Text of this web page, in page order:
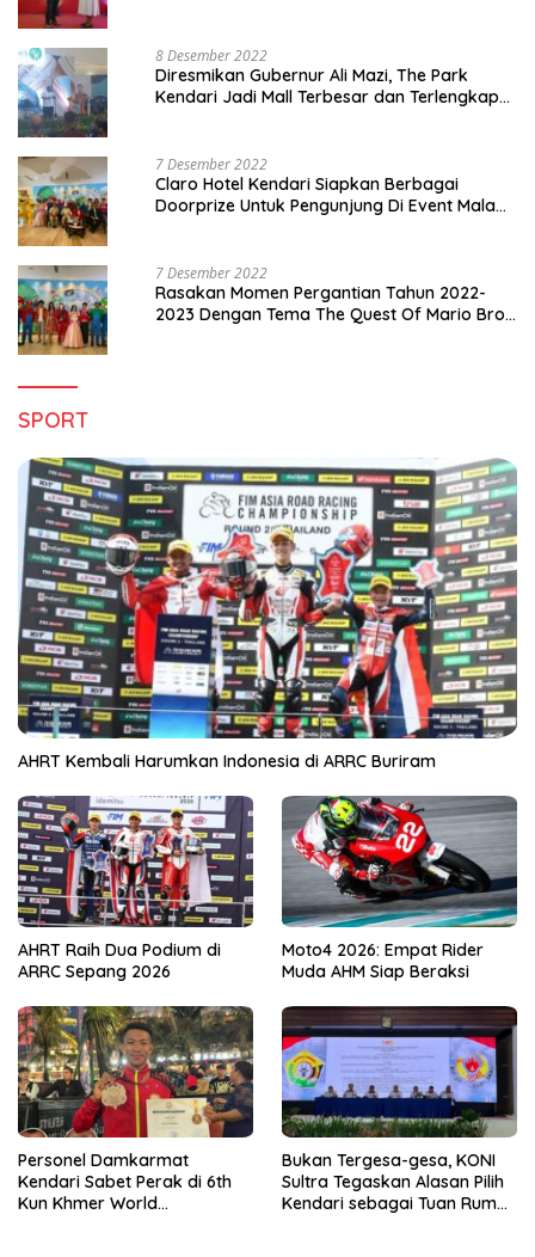
8 Desember 2022
Diresmikan Gubernur Ali Mazi, The Park
Kendari Jadi Mall Terbesar dan Terlengkap
7 Desember 2022
Claro Hotel Kendari Siapkan Berbagai
Doorprize Untuk Pengunjung Di Event Malam
7 Desember 2022
Rasakan Momen Pergantian Tahun 2022-
2023 Dengan Tema The Quest Of Mario Bros
SPORT
AHRT Kembali Harumkan Indonesia di ARRC Buriram
AHRT Raih Dua Podium di
ARRC Sepang 2026
Moto4 2026: Empat Rider
Muda AHM Siap Beraksi
Personel Damkarmat
Kendari Sabet Perak di 6th
Kun Khmer World
Bukan Tergesa-gesa, KONI
Sultra Tegaskan Alasan Pilih
Kendari sebagai Tuan Rumah